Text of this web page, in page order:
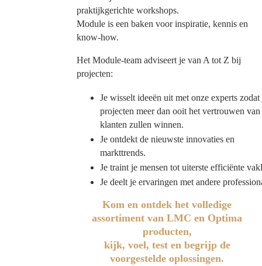
praktijkgerichte workshops.
Module is een baken voor inspiratie, kennis en
know-how.
Het Module-team adviseert je van A tot Z bij
projecten:
Je wisselt ideeën uit met onze experts zodat
projecten meer dan ooit het vertrouwen
klanten zullen winnen.
Je ontdekt de nieuwste innovaties en
markttrends.
Je traint je mensen tot uiterste efficiënte
Je deelt je ervaringen met andere
Kom en ontdek het volledige
assortiment van LMC en Optima
producten,
kijk, voel, test en begrijp de
voorgestelde oplossingen.